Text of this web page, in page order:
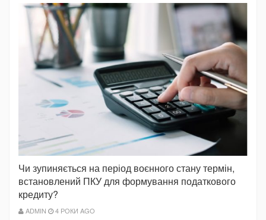
Чи зупиняється на період воєнного стану термін,
встановлений ПКУ для формування податкового
кредиту?
ADMIN 4 РОКИ AGO